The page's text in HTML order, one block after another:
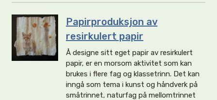
Papirproduksjon av
resirkulert papir
Å designe sitt eget papir av resirkulert
papir, er en morsom aktivitet som kan
brukes i flere fag og klassetrinn. Det kan
inngå som tema i kunst og håndverk på
småtrinnet, naturfag på mellomtrinnet